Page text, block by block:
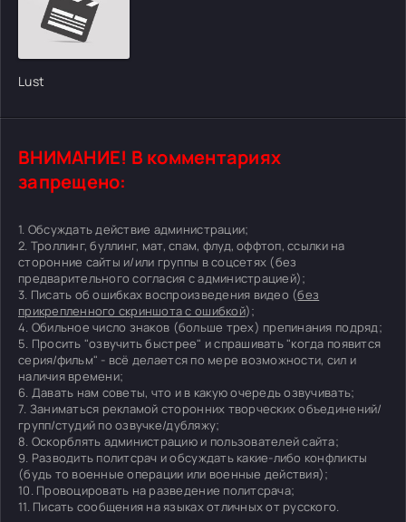
Lust
ВНИМАНИЕ! В комментариях
запрещено:
1. Обсуждать действие администрации;
2. Троллинг, буллинг, мат, спам, флуд, оффтоп, ссылки на
сторонние сайты и/или группы в соцсетях (без
предварительного согласия с администрацией);
3. Писать об ошибках воспроизведения видео (без
прикрепленного скриншота с ошибкой);
4. Обильное число знаков (больше трех) препинания подряд;
5. Просить "озвучить быстрее" и спрашивать "когда появится
серия/фильм" - всё делается по мере возможности, сил и
наличия времени;
6. Давать нам советы, что и в какую очередь озвучивать;
7. Заниматься рекламой сторонних творческих объединений/
групп/студий по озвучке/дубляжу;
8. Оскорблять администрацию и пользователей сайта;
9. Разводить политсрач и обсуждать какие-либо конфликты
(будь то военные операции или военные действия);
10. Провоцировать на разведение политсрача;
11. Писать сообщения на языках отличных от русского.